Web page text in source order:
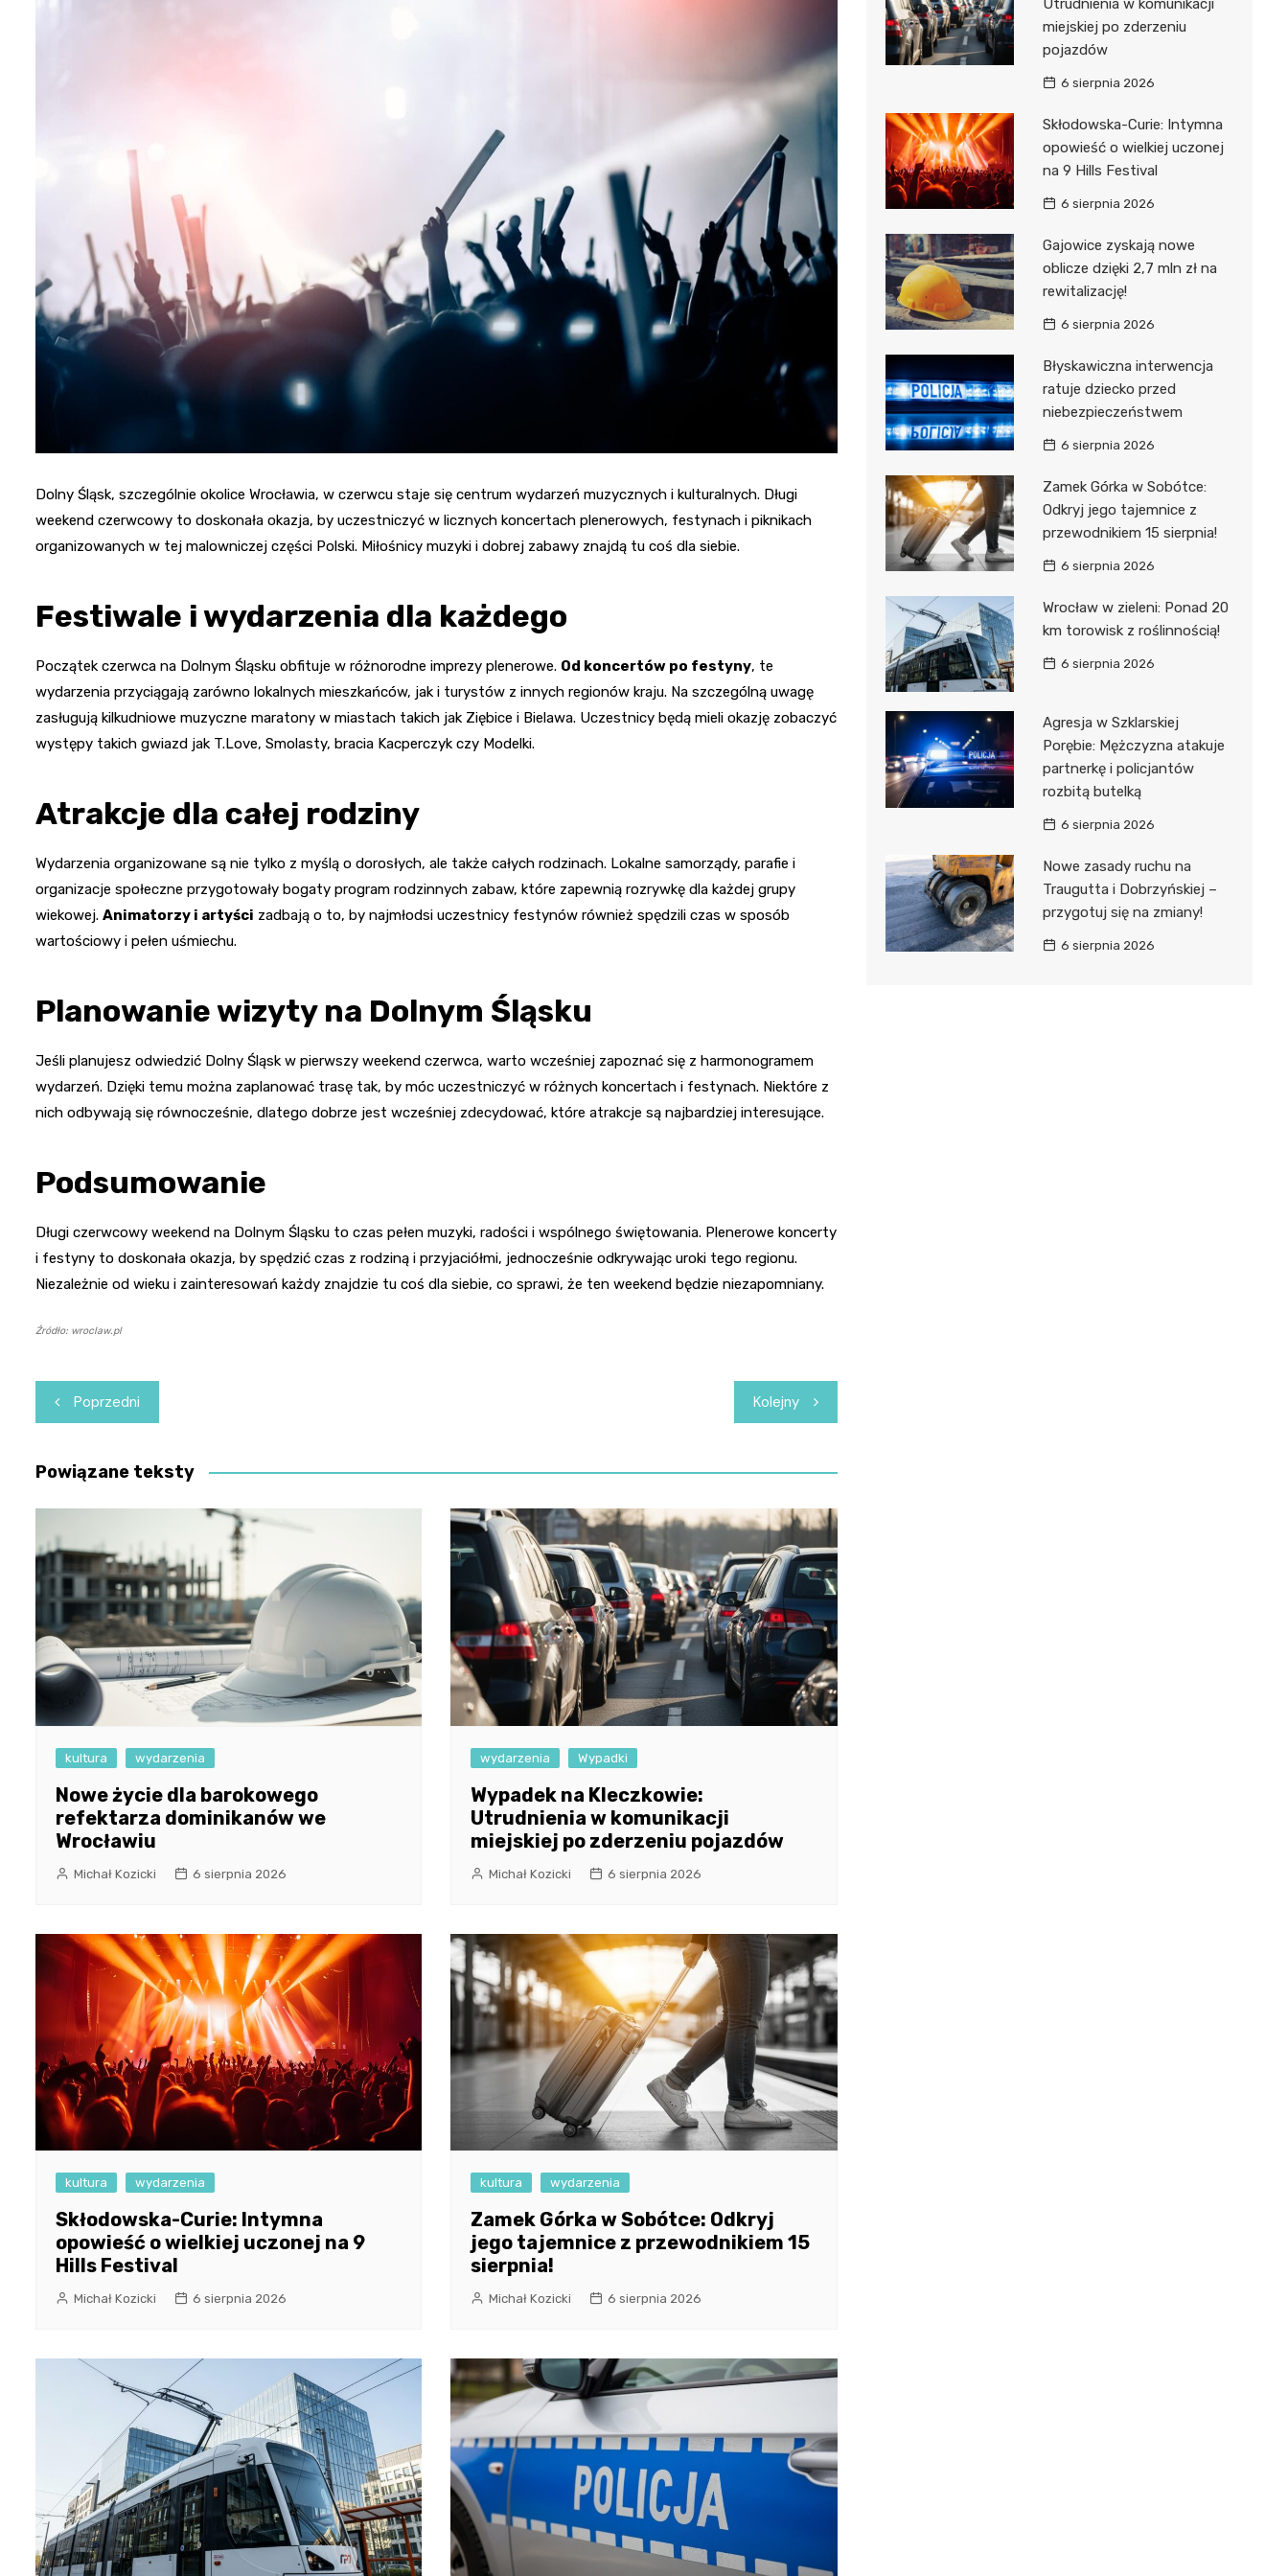
Poczta
Dolny Śląsk, szczególnie okolice Wrocławia, w czerwcu staje się centrum wydarzeń muzycznych i kulturalnych. Długi
weekend czerwcowy to doskonała okazja, by uczestniczyć w licznych koncertach plenerowych, festynach i piknikach
organizowanych w tej malowniczej części Polski. Miłośnicy muzyki i dobrej zabawy znajdą tu coś dla siebie.
Festiwale i wydarzenia dla każdego
Początek czerwca na Dolnym Śląsku obfituje w różnorodne imprezy plenerowe. Od koncertów po festyny, te
wydarzenia przyciągają zarówno lokalnych mieszkańców, jak i turystów z innych regionów kraju. Na szczególną uwagę
zasługują kilkudniowe muzyczne maratony w miastach takich jak Ziębice i Bielawa. Uczestnicy będą mieli okazję zobaczyć
występy takich gwiazd jak T.Love, Smolasty, bracia Kacperczyk czy Modelki.
Atrakcje dla całej rodziny
Wydarzenia organizowane są nie tylko z myślą o dorosłych, ale także całych rodzinach. Lokalne samorządy, parafie i
organizacje społeczne przygotowały bogaty program rodzinnych zabaw, które zapewnią rozrywkę dla każdej grupy
wiekowej. Animatorzy i artyści zadbają o to, by najmłodsi uczestnicy festynów również spędzili czas w sposób
wartościowy i pełen uśmiechu.
Planowanie wizyty na Dolnym Śląsku
Jeśli planujesz odwiedzić Dolny Śląsk w pierwszy weekend czerwca, warto wcześniej zapoznać się z harmonogramem
wydarzeń. Dzięki temu można zaplanować trasę tak, by móc uczestniczyć w różnych koncertach i festynach. Niektóre z
nich odbywają się równocześnie, dlatego dobrze jest wcześniej zdecydować, które atrakcje są najbardziej interesujące.
Podsumowanie
Długi czerwcowy weekend na Dolnym Śląsku to czas pełen muzyki, radości i wspólnego świętowania. Plenerowe koncerty
i festyny to doskonała okazja, by spędzić czas z rodziną i przyjaciółmi, jednocześnie odkrywając uroki tego regionu.
Niezależnie od wieku i zainteresowań każdy znajdzie tu coś dla siebie, co sprawi, że ten weekend będzie niezapomniany.
Źródło: wroclaw.pl
Nawigacja
wpisu
Poprzedni Kolejny
Powiązane teksty
kultura wydarzenia
Nowe życie dla barokowego
refektarza dominikanów we
Wrocławiu
Michał Kozicki 6 sierpnia 2026
wydarzenia Wypadki
Wypadek na Kleczkowie:
Utrudnienia w komunikacji
miejskiej po zderzeniu pojazdów
Michał Kozicki 6 sierpnia 2026
kultura wydarzenia
Skłodowska-Curie: Intymna
opowieść o wielkiej uczonej na 9
Hills Festival
Michał Kozicki 6 sierpnia 2026
kultura wydarzenia
Zamek Górka w Sobótce: Odkryj
jego tajemnice z przewodnikiem 15
sierpnia!
Michał Kozicki 6 sierpnia 2026
Utrudnienia w komunikacji
miejskiej po zderzeniu
pojazdów
6 sierpnia 2026
Skłodowska-Curie: Intymna
opowieść o wielkiej uczonej
na 9 Hills Festival
6 sierpnia 2026
Gajowice zyskają nowe
oblicze dzięki 2,7 mln zł na
rewitalizację!
6 sierpnia 2026
Błyskawiczna interwencja
ratuje dziecko przed
niebezpieczeństwem
6 sierpnia 2026
Zamek Górka w Sobótce:
Odkryj jego tajemnice z
przewodnikiem 15 sierpnia!
6 sierpnia 2026
Wrocław w zieleni: Ponad 20
km torowisk z roślinnością!
6 sierpnia 2026
Agresja w Szklarskiej
Porębie: Mężczyzna atakuje
partnerkę i policjantów
rozbitą butelką
6 sierpnia 2026
Nowe zasady ruchu na
Traugutta i Dobrzyńskiej –
przygotuj się na zmiany!
6 sierpnia 2026